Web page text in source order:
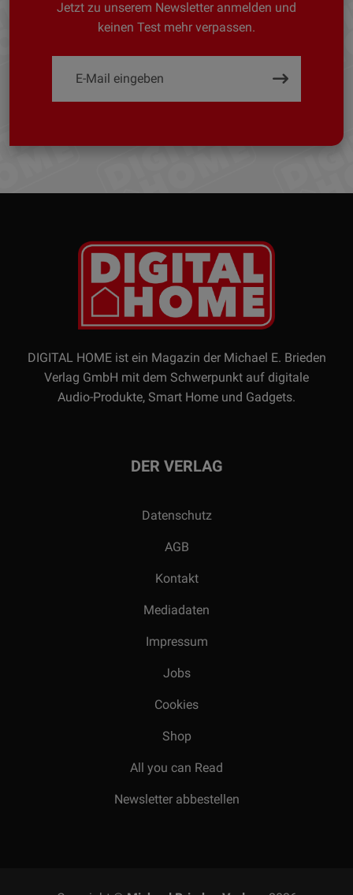
Jetzt zu unserem Newsletter anmelden und
keinen Test mehr verpassen.
DIGITAL HOME ist ein Magazin der Michael E. Brieden
Verlag GmbH mit dem Schwerpunkt auf digitale
Audio-Produkte, Smart Home und Gadgets.
DER VERLAG
Datenschutz
AGB
Kontakt
Mediadaten
Impressum
Jobs
Cookies
Shop
All you can Read
Newsletter abbestellen